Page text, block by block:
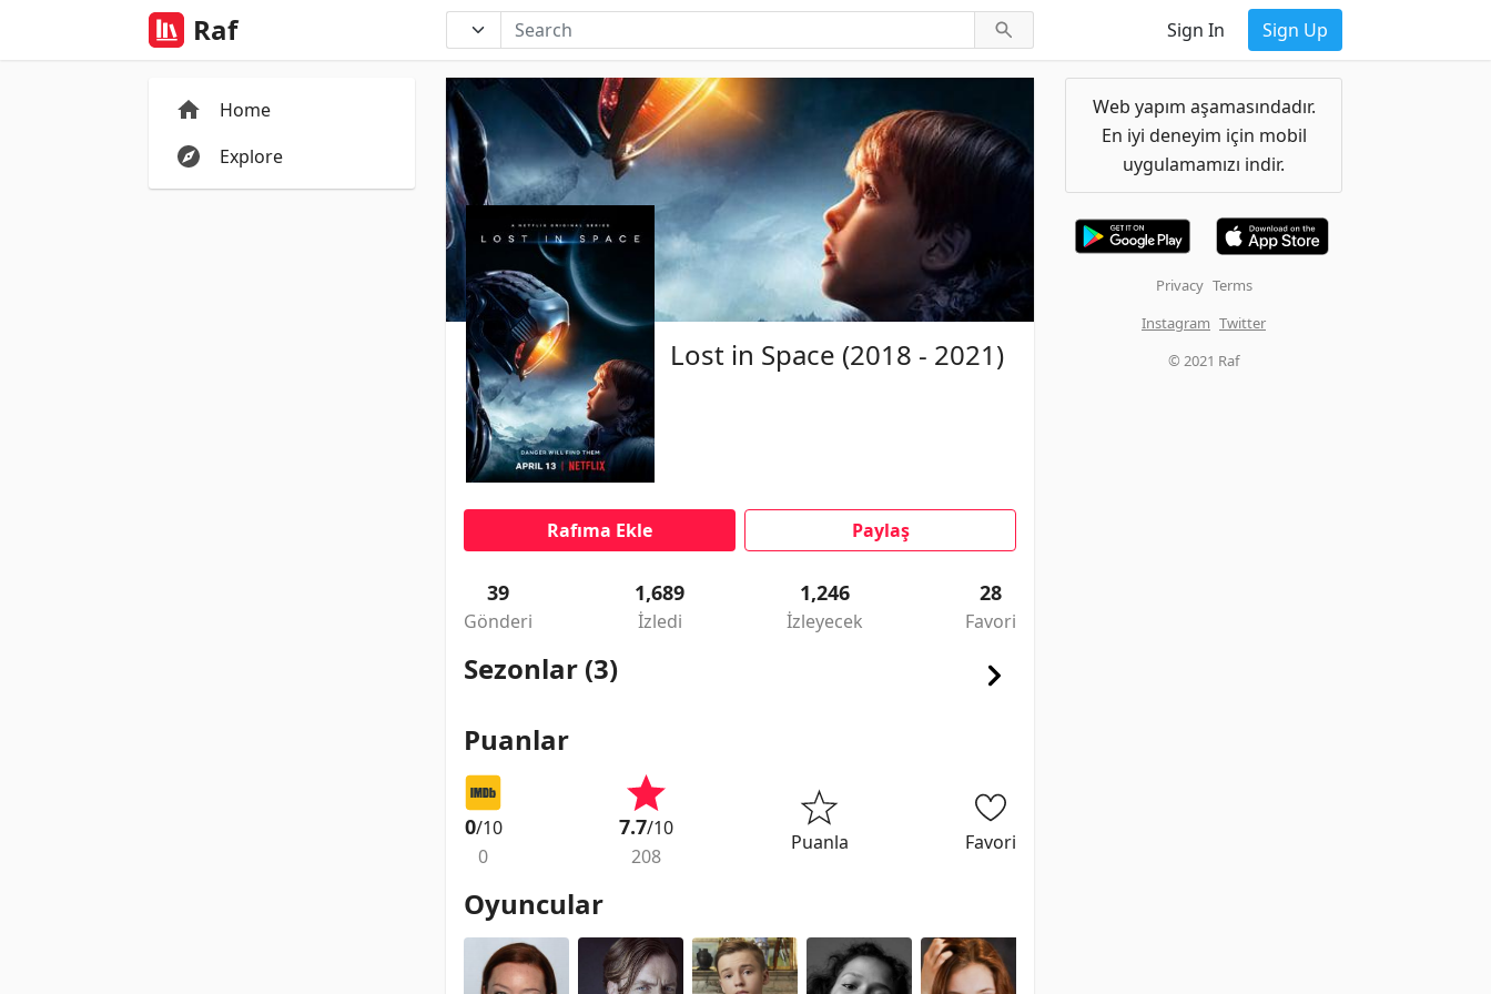
Raf Sign In Sign Up
Home
Explore
Lost in Space (2018 - 2021)
Rafıma Ekle Paylaş
39
Gönderi
1,689
İzledi
1,246
İzleyecek
28
Favori
Sezonlar (3)
Puanlar
0/10
0
7.7/10
208
Puanla Favori
Oyuncular
Web yapım aşamasındadır.
En iyi deneyim için mobil
uygulamamızı indir.
Privacy Terms
Instagram Twitter
© 2021 Raf